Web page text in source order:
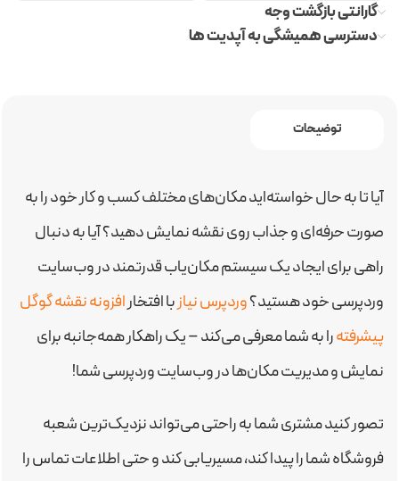
گارانتی بازگشت وجه
دسترسی همیشگی به آپدیت ها
توضیحات
آیا تا به حال خواسته‌اید مکان‌های مختلف کسب و کار خود را به
صورت حرفه‌ای و جذاب روی نقشه نمایش دهید؟ آیا به دنبال
راهی برای ایجاد یک سیستم مکان‌یاب قدرتمند در وب‌سایت
وردپرسی خود هستید؟وردپرس نیازبا افتخارافزونه نقشه گوگل
پیشرفتهرا به شما معرفی می‌کند – یک راهکار همه‌جانبه برای
نمایش و مدیریت مکان‌ها در وب‌سایت وردپرسی شما!
تصور کنید مشتری شما به راحتی می‌تواند نزدیک‌ترین شعبه
فروشگاه شما را پیدا کند، مسیریابی کند و حتی اطلاعات تماس را